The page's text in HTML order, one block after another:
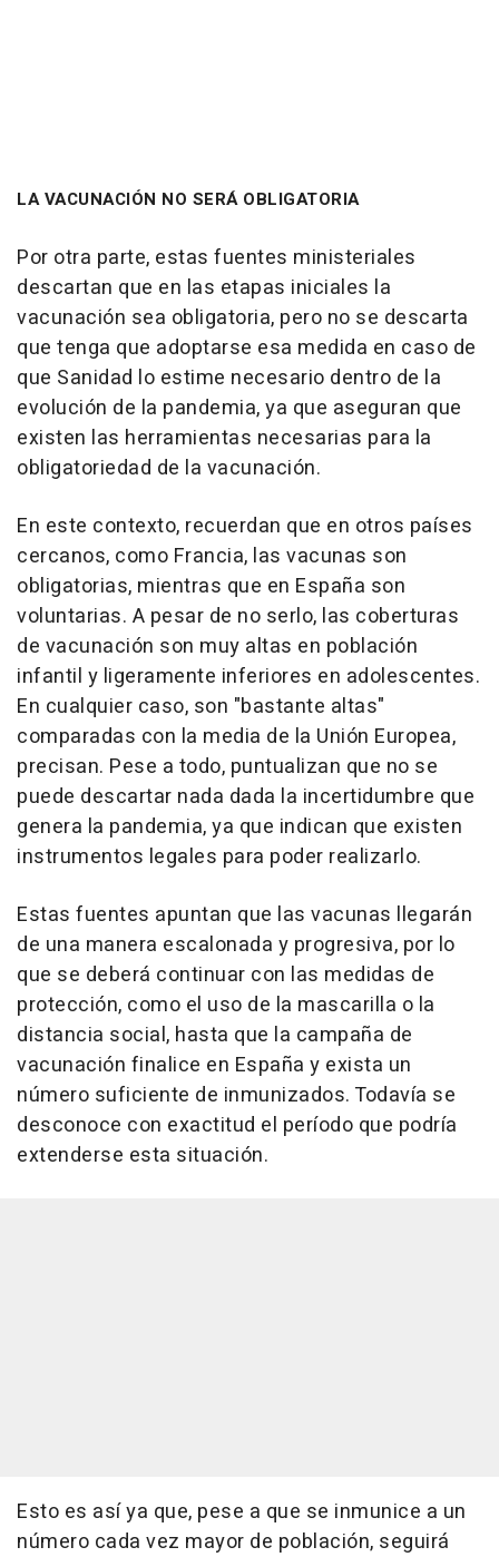
LA VACUNACIÓN NO SERÁ OBLIGATORIA
Por otra parte, estas fuentes ministeriales
descartan que en las etapas iniciales la
vacunación sea obligatoria, pero no se descarta
que tenga que adoptarse esa medida en caso de
que Sanidad lo estime necesario dentro de la
evolución de la pandemia, ya que aseguran que
existen las herramientas necesarias para la
obligatoriedad de la vacunación.
En este contexto, recuerdan que en otros países
cercanos, como Francia, las vacunas son
obligatorias, mientras que en España son
voluntarias. A pesar de no serlo, las coberturas
de vacunación son muy altas en población
infantil y ligeramente inferiores en adolescentes.
En cualquier caso, son "bastante altas"
comparadas con la media de la Unión Europea,
precisan. Pese a todo, puntualizan que no se
puede descartar nada dada la incertidumbre que
genera la pandemia, ya que indican que existen
instrumentos legales para poder realizarlo.
Estas fuentes apuntan que las vacunas llegarán
de una manera escalonada y progresiva, por lo
que se deberá continuar con las medidas de
protección, como el uso de la mascarilla o la
distancia social, hasta que la campaña de
vacunación finalice en España y exista un
número suficiente de inmunizados. Todavía se
desconoce con exactitud el período que podría
extenderse esta situación.
Esto es así ya que, pese a que se inmunice a un
número cada vez mayor de población, seguirá